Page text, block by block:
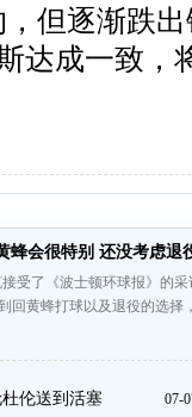
但逐渐跌
达成一致，
蜂会很特别 还没考虑退
受了《波士顿环球报》的
回黄蜂打球以及退役的选择
伦送到活塞 07-